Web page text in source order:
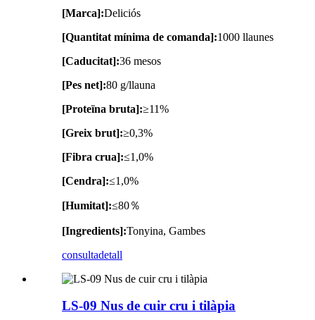
[Marca]:Deliciós
[Quantitat mínima de comanda]:1000 llaunes
[Caducitat]:36 mesos
[Pes net]:80 g/llauna
[Proteïna bruta]:≥11%
[Greix brut]:≥0,3%
[Fibra crua]:≤1,0%
[Cendra]:≤1,0%
[Humitat]:≤80％
[Ingredients]:Tonyina, Gambes
consultadetall
LS-09 Nus de cuir cru i tilàpia